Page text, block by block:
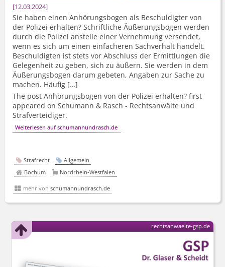
12.03.2024
Sie haben einen Anhörungsbogen als Beschuldigter von
der Polizei erhalten? Schriftliche Äußerungsbogen werden
durch die Polizei anstelle einer Vernehmung versendet,
wenn es sich um einen einfacheren Sachverhalt handelt.
Beschuldigten ist stets vor Abschluss der Ermittlungen die
Gelegenheit zu geben, sich zu äußern. Sie werden in dem
Äußerungsbogen darum gebeten, Angaben zur Sache zu
machen. Häufig […]
The post Anhörungsbogen von der Polizei erhalten? first
appeared on Schumann & Rasch - Rechtsanwälte und
Strafverteidiger.
Weiterlesen auf schumannundrasch.de
Strafrecht
Allgemein
Bochum
Nordrhein-Westfalen
mehr vonschumannundrasch.de
rechtsanwaelte-gsp.de